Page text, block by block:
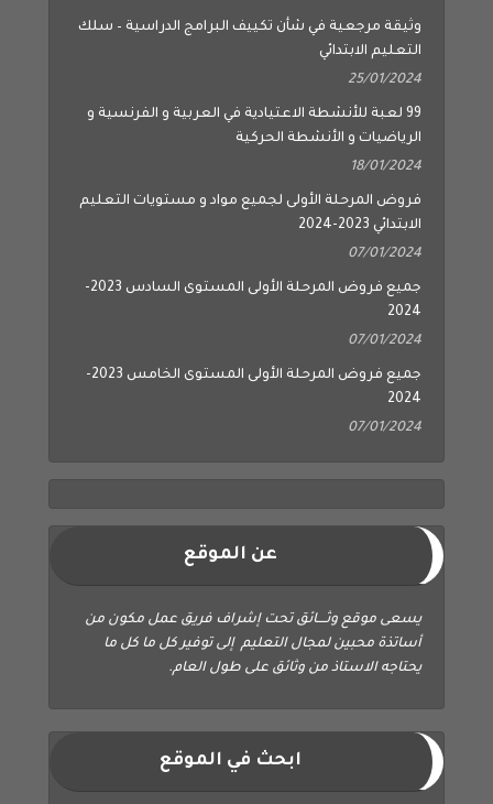
وثيقة مرجعية في شأن تكييف البرامج الدراسية – سلك
التعليم الابتدائي
25/01/2024
99 لعبة للأنشطة الاعتيادية في العربية و الفرنسية و
الرياضيات و الأنشطة الحركية
18/01/2024
فروض المرحلة الأولى لجميع مواد و مستويات التعليم
الابتدائي 2023-2024
07/01/2024
جميع فروض المرحلة الأولى المستوى السادس 2023-
2024
07/01/2024
جميع فروض المرحلة الأولى المستوى الخامس 2023-
2024
07/01/2024
عن الموقع
يسعى موقع وثــــائق تحت إشراف فريق عمل مكون من
أساتذة محبين لمجال التعليم إلى توفير كل ما كل ما
يحتاجه الاستاذ من وثائق على طول العام.
ابحث في الموقع